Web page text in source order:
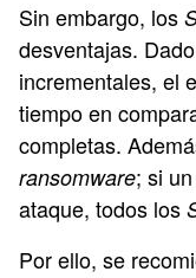
Sin embargo, los
desventajas.
incrementales, el
tiempo en
completas.
ransomware; si
ataque, todos los
Por ello, se